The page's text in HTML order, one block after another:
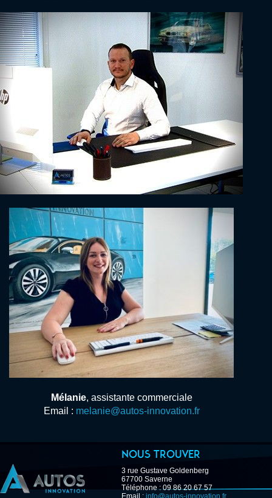
Mélanie, assistante commerciale
Email : melanie@autos-innovation.fr
Nous trouver
3 rue Gustave Goldenberg
67700 Saverne
Téléphone : 09 86 20 67 57
Email : info@autos-innovation.fr